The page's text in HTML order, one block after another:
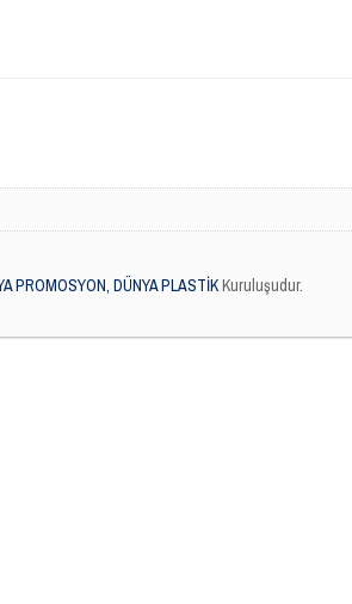
PROMOSYON, DÜNYA PLASTİKKuruluşudur.